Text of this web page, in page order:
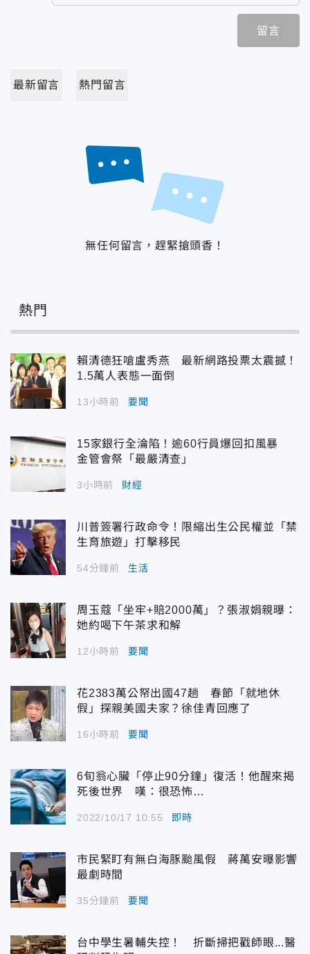
留言
最新留言 熱門留言
無任何留言，趕緊搶頭香！
熱門
賴清德狂嗆盧秀燕 最新網路投票太震撼！
1.5萬人表態一面倒
13小時前 要聞
15家銀行全淪陷！逾60行員爆回扣風暴
金管會祭「最嚴清查」
3小時前 財經
川普簽署行政命令！限縮出生公民權並「禁
生育旅遊」打擊移民
54分鐘前 生活
周玉蔻「坐牢+賠2000萬」？張淑娟親曝：
她約喝下午茶求和解
12小時前 要聞
花2383萬公帑出國47趟 春節「就地休
假」探親美國夫家？徐佳青回應了
16小時前 要聞
6旬翁心臟「停止90分鐘」復活！他醒來揭
死後世界 嘆：很恐怖…
2022/10/17 10:55 即時
市民緊盯有無白海豚颱風假 蔣萬安曝影響
最劇時間
35分鐘前 要聞
台中學生暑輔失控！ 折斷掃把戳師眼...醫